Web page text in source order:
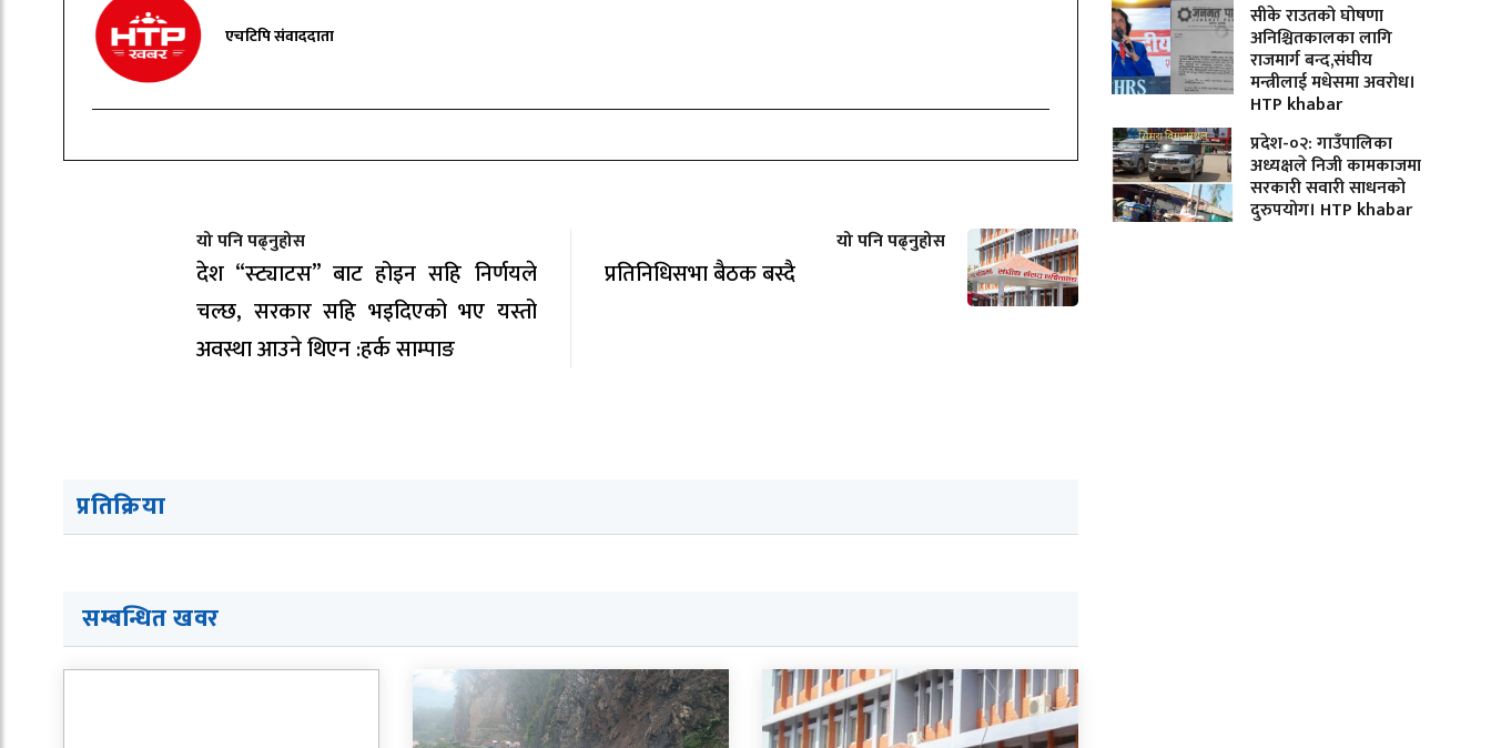
एचटिपि संवाददाता
यो पनि पढ्नुहोस
देश “स्ट्याटस” बाट होइन सहि निर्णयले
चल्छ, सरकार सहि भइदिएको भए यस्तो
अवस्था आउने थिएन :हर्क साम्पाङ
यो पनि पढ्नुहोस
प्रतिनिधिसभा बैठक बस्दै
प्रतिक्रिया
सम्बन्धित खवर
सीके राउतको घोषणा
अनिश्चितकालका लागि
राजमार्ग बन्द,संघीय
मन्त्रीलाई मधेसमा अवरोध।
HTP khabar
प्रदेश-०२: गाउँपालिका
अध्यक्षले निजी कामकाजमा
सरकारी सवारी साधनको
दुरुपयोग। HTP khabar